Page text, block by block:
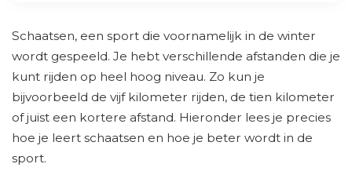
Schaatsen, een sport die voornamelijk in de winter
wordt gespeeld. Je hebt verschillende afstanden die je
kunt rijden op heel hoog niveau. Zo kun je
bijvoorbeeld de vijf kilometer rijden, de tien kilometer
of juist een kortere afstand. Hieronder lees je precies
hoe je leert schaatsen en hoe je beter wordt in de
sport.